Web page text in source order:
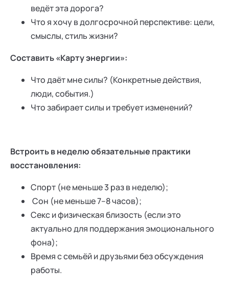
ведёт эта дорога?
Что я хочу в долгосрочной перспективе: цели,
смыслы, стиль жизни?
Составить «Карту энергии»:
Что даёт мне силы? (Конкретные действия,
люди, события.)
Что забирает силы и требует изменений?
Встроить в неделю обязательные практики
восстановления:
Спорт (не меньше 3 раз в неделю);
Сон (не меньше 7–8 часов);
Секс и физическая близость (если это
актуально для поддержания эмоционального
фона);
Время с семьёй и друзьями без обсуждения
работы.